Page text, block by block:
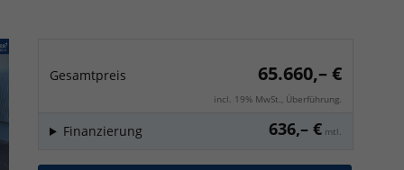
Gesamtpreis 65.660,– €
incl. 19% MwSt., Überführung.
636,– € mtl.
Finanzierung